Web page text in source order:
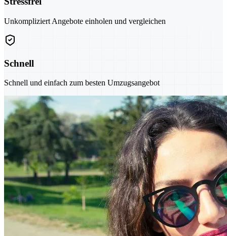
Unkompliziert Angebote einholen und vergleichen
Schnell
Schnell und einfach zum besten Umzugsangebot